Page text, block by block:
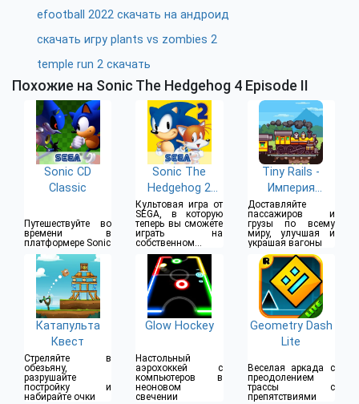
efootball 2022 скачать на андроид
скачать игру plants vs zombies 2
temple run 2 скачать
Похожие на Sonic The Hedgehog 4 Episode II
Sonic CD
Classic
Путешествуйте во
времени в
платформере Sonic
Sonic The
Hedgehog 2
Classic
Культовая игра от
SEGA, в которую
теперь вы сможете
играть на
собственном
устройстве
Tiny Rails -
Империя
поездов
Доставляйте
пассажиров и
грузы по всему
миру, улучшая и
украшая вагоны
Катапульта
Квест
Стреляйте в
обезьяну,
разрушайте
постройку и
набирайте очки
Glow Hockey
Настольный
аэрохоккей с
компьютеров в
неоновом
свечении
Geometry Dash
Lite
Веселая аркада с
преодолением
трассы с
препятствиями